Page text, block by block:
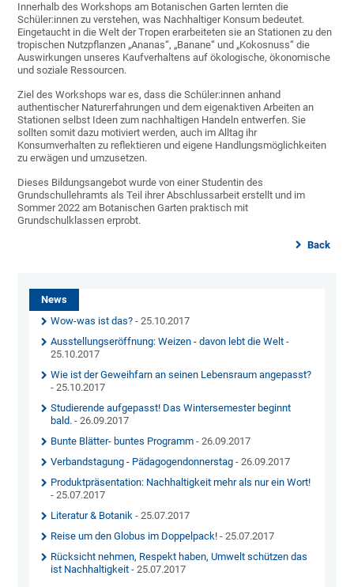
Innerhalb des Workshops am Botanischen Garten lernten die
Schüler:innen zu verstehen, was Nachhaltiger Konsum bedeutet.
Eingetaucht in die Welt der Tropen erarbeiteten sie an Stationen zu den
tropischen Nutzpflanzen „Ananas“, „Banane“ und „Kokosnuss“ die
Auswirkungen unseres Kaufverhaltens auf ökologische, ökonomische
und soziale Ressourcen.
Ziel des Workshops war es, dass die Schüler:innen anhand
authentischer Naturerfahrungen und dem eigenaktiven Arbeiten an
Stationen selbst Ideen zum nachhaltigen Handeln entwerfen. Sie
sollten somit dazu motiviert werden, auch im Alltag ihr
Konsumverhalten zu reflektieren und eigene Handlungsmöglichkeiten
zu erwägen und umzusetzen.
Dieses Bildungsangebot wurde von einer Studentin des
Grundschullehramts als Teil ihrer Abschlussarbeit erstellt und im
Sommer 2022 am Botanischen Garten praktisch mit
Grundschulklassen erprobt.
Back
News
Wow-was ist das? - 25.10.2017
Ausstellungseröffnung: Weizen - davon lebt die Welt -
25.10.2017
Wie ist der Geweihfarn an seinen Lebensraum angepasst?
- 25.10.2017
Studierende aufgepasst! Das Wintersemester beginnt
bald. - 26.09.2017
Bunte Blätter- buntes Programm - 26.09.2017
Verbandstagung - Pädagogendonnerstag - 26.09.2017
Produktpräsentation: Nachhaltigkeit mehr als nur ein Wort!
- 25.07.2017
Literatur & Botanik- 25.07.2017
Reise um den Globus im Doppelpack! - 25.07.2017
Rücksicht nehmen, Respekt haben, Umwelt schützen das
ist Nachhaltigkeit - 25.07.2017